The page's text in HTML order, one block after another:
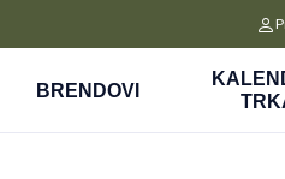
BRENDOVI